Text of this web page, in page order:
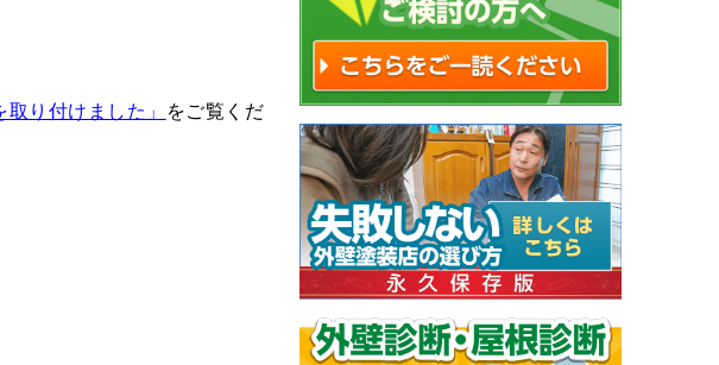
り付けました」 をご覧くだ